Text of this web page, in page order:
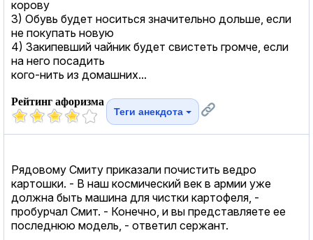
корову
3) Обувь будет носиться значительно дольше, если
не покупать новую
4) Закипевший чайник будет свистеть громче, если
на него посадить
кого-нить из домашних...
Рейтинг афоризма
Теги анекдота
Рядовому Смиту приказали почистить ведро
картошки. - В наш космический век в армии уже
должна быть машина для чистки картофеля, -
пробурчал Смит. - Конечно, и вы представляете ее
последнюю модель, - ответил сержант.